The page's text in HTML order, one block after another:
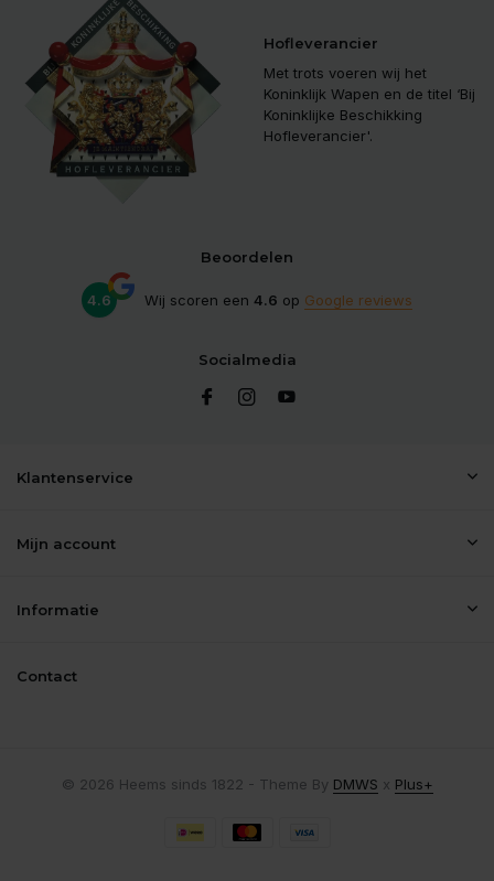
Hofleverancier
Met trots voeren wij het
Koninklijk Wapen en de titel ‘Bij
Koninklijke Beschikking
Hofleverancier'.
Beoordelen
4.6 Wij scoren een 4.6 op Google reviews
Socialmedia
Klantenservice
Mijn account
Informatie
Contact
© 2026 Heems sinds 1822 - Theme By DMWS x Plus+